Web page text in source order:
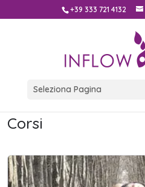
+39 333 721 4132
Seleziona Pagina
Corsi